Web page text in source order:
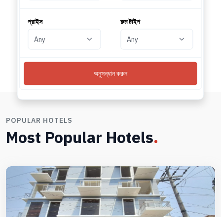
প্রাইস রুম টাইপ
অনুসন্ধান করুন
POPULAR HOTELS
Most Popular Hotels.